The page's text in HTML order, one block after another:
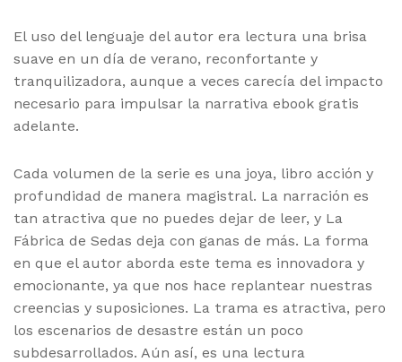
El uso del lenguaje del autor era lectura una brisa
suave en un día de verano, reconfortante y
tranquilizadora, aunque a veces carecía del impacto
necesario para impulsar la narrativa ebook gratis
adelante.
Cada volumen de la serie es una joya, libro acción y
profundidad de manera magistral. La narración es
tan atractiva que no puedes dejar de leer, y La
Fábrica de Sedas deja con ganas de más. La forma
en que el autor aborda este tema es innovadora y
emocionante, ya que nos hace replantear nuestras
creencias y suposiciones. La trama es atractiva, pero
los escenarios de desastre están un poco
subdesarrollados. Aún así, es una lectura